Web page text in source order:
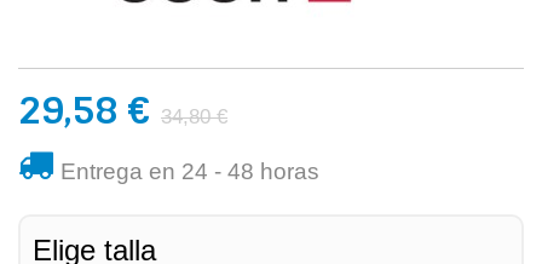
29,58 € 34,80 €
Entrega en 24 - 48 horas
Elige talla